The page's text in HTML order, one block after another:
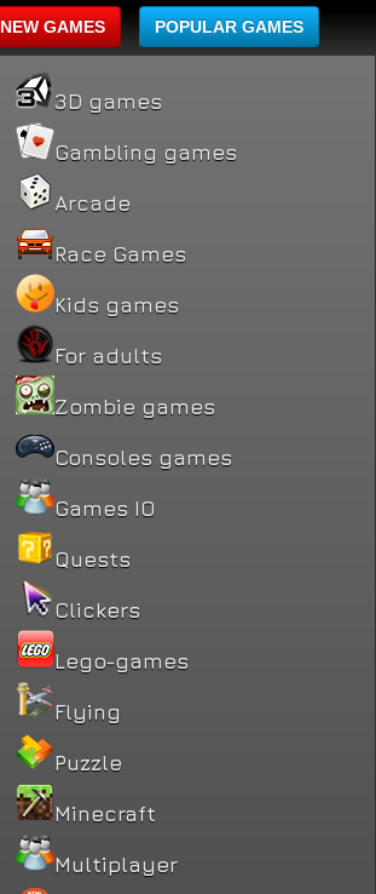
NEW GAMES POPULAR GAMES
3D games
Gambling games
Arcade
Race Games
Kids games
For adults
Zombie games
Consoles games
Games IO
Quests
Clickers
Lego-games
Flying
Puzzle
Minecraft
Multiplayer